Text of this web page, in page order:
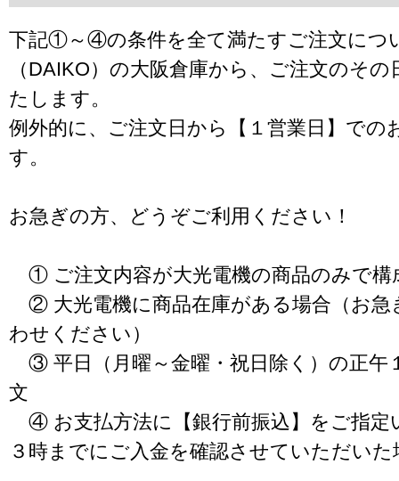
下記①～④の条件を全て満たすご注文につ
（DAIKO）の大阪倉庫から、ご注文のそ
たします。
例外的に、ご注文日から【１営業日】での
す。
お急ぎの方、どうぞご利用ください！
① ご注文内容が大光電機の商品のみで構
② 大光電機に商品在庫がある場合（お急
わせください）
③ 平日（月曜～金曜・祝日除く）の正午
文
④ お支払方法に【銀行前振込】をご指定
３時までにご入金を確認させていただいた